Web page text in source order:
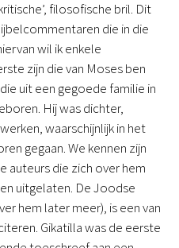
filosofische bril. Dit
die in die
wil ik enkele
zijn die van Moses ben
uit een gegoede familie in
Hij was dichter,
waarschijnlijk in het
gegaan. We kennen zijn
auteurs die zich over hem
uitgelaten. De Joodse
hem later meer), is een van
Gikatilla was de eerste